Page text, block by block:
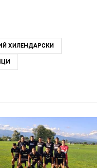
ХИЛЕНДАРСКИ